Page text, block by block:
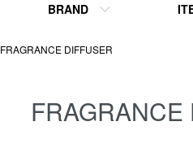
BRAND
FRAGRANCE DIFFUSER
FRAGRANCE